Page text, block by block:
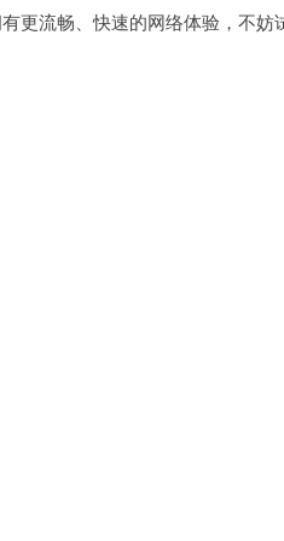
流畅、快速的网络体验，不妨